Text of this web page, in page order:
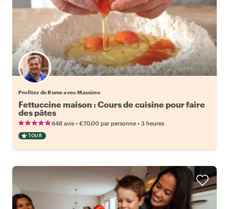
Profitez de Rome avec Massimo
Fettuccine maison : Cours de cuisine pour faire
des pâtes
648 avis • €70.00 par personne • 3 heures
TOUR